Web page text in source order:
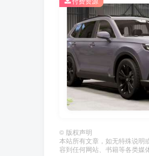
© 版权声明
本站所有文章，如无特殊说明
容到任何网站、书籍等各类媒